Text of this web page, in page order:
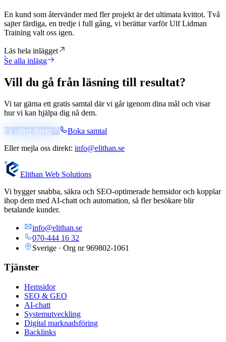
En kund som återvänder med fler projekt är det ultimata kvittot. Två
sajter färdiga, en tredje i full gång, vi berättar varför Ulf Lidman
Training valt oss igen.
Läs hela inlägget
Se alla inlägg
Vill du gå från läsning till resultat?
Vi tar gärna ett gratis samtal där vi går igenom dina mål och visar
hur vi kan hjälpa dig nå dem.
Få offert direkt
Boka samtal
Eller mejla oss direkt: info@elithan.se
Elithan Web Solutions
Vi bygger snabba, säkra och SEO-optimerade hemsidor och kopplar
ihop dem med AI-chatt och automation, så fler besökare blir
betalande kunder.
info@elithan.se
070-444 16 32
Sverige · Org nr969802-1061
Tjänster
Hemsidor
SEO & GEO
AI-chatt
Systemutveckling
Digital marknadsföring
Backlinks